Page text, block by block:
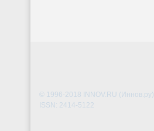
© 1996-2018 INNOV.RU (Иннов.ру)
ISSN: 2414-5122